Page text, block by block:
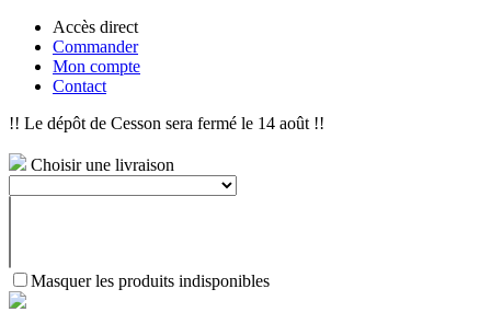
Accès direct
Commander
Mon compte
Contact
!! Le dépôt de Cesson sera fermé le 14 août !!
Choisir une livraison
Masquer les produits indisponibles